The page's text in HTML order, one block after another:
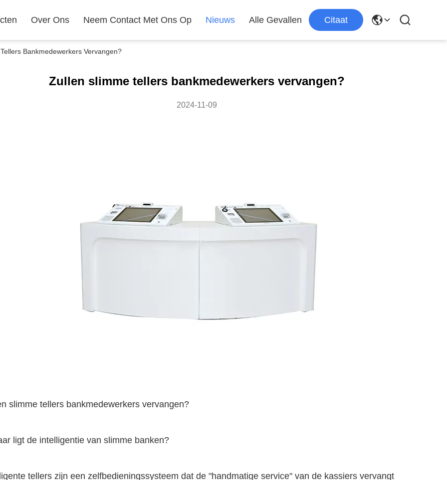
Over Ons Neem Contact Met Ons Op Nieuws Alle Gevallen Citaat
Bankmedewerkers Vervangen?
Zullen slimme tellers bankmedewerkers vervangen?
2024-11-09
slimme tellers bankmedewerkers vervangen?
ligt de intelligentie van slimme banken?
tellers zijn een zelfbedieningssysteem dat de "handmatige service" van de kassiers vervangt